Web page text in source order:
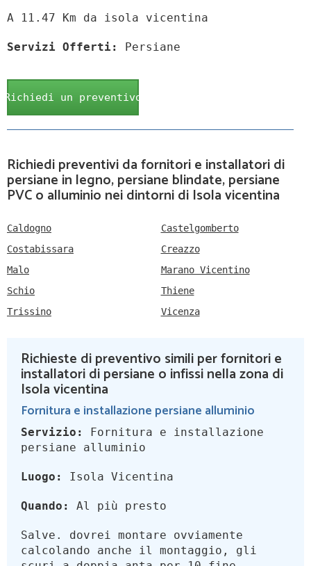
A 11.47 Km da isola vicentina
Servizi Offerti: Persiane
Richiedi un preventivo
Richiedi preventivi da fornitori e installatori di
persiane in legno, persiane blindate, persiane
PVC o alluminio nei dintorni di Isola vicentina
Caldogno
Castelgomberto
Costabissara
Creazzo
Malo
Marano Vicentino
Schio
Thiene
Trissino
Vicenza
Richieste di preventivo simili per fornitori e
installatori di persiane o infissi nella zona di
Isola vicentina
Fornitura e installazione persiane alluminio
Servizio:
Fornitura e installazione
persiane alluminio
Luogo: Isola Vicentina
Quando: Al più presto
Salve. dovrei montare ovviamente
calcolando anche il montaggio, gli